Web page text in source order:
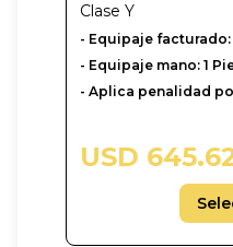
Clase Y
-‎ Equipaje facturado:
- Equipaje mano: 1
- Aplica penalidad
USD